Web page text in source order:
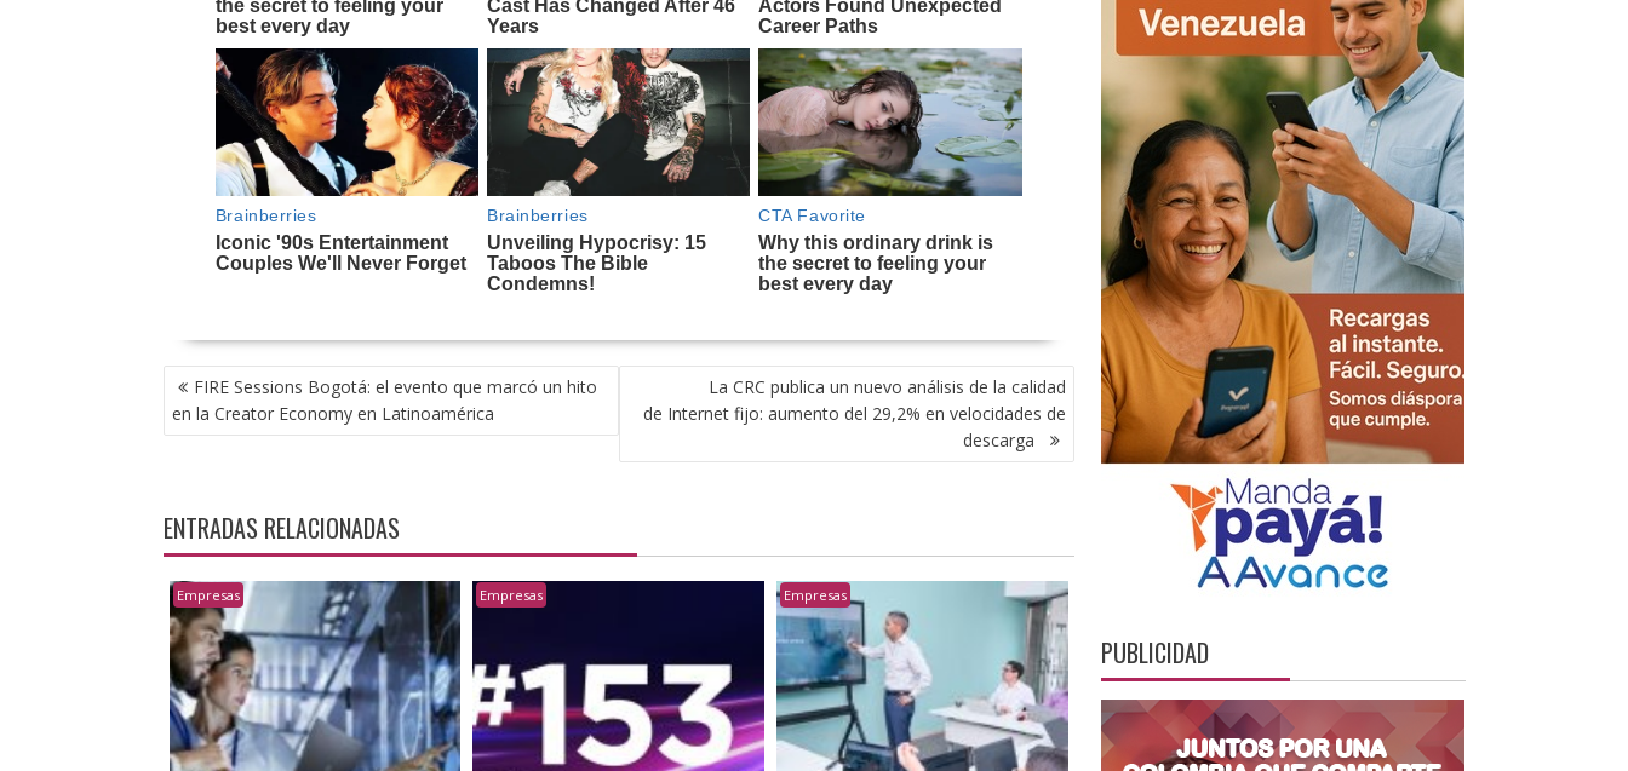
NAVEGACIÓN
DE
ENTRADAS
FIRE Sessions Bogotá: el evento que marcó un hito
en la Creator Economy en Latinoamérica
La CRC publica un nuevo análisis de la calidad
de Internet fijo: aumento del 29,2% en velocidades de
descarga
ENTRADAS RELACIONADAS
Empresas Empresas Empresas
PUBLICIDAD